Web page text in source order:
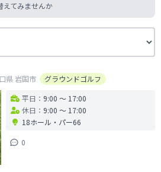
えてみませんか
県 岩国市
グラウンドゴルフ
平日： 9:00 〜 17:00
休日： 9:00 〜 17:00
18ホール ・ パー66
0